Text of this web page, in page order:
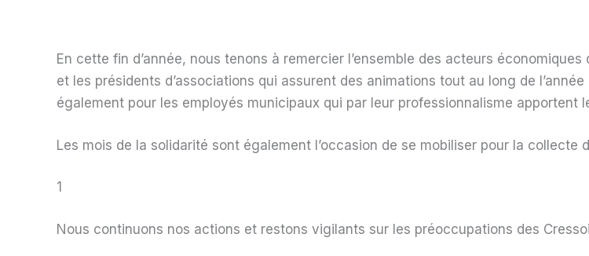
En cette fin d’année, nous tenons à remercier l’ensemble des acteurs
et les présidents d’associations qui assurent des animations tout au long de
également pour les employés municipaux qui par leur professionnalisme
Les mois de la solidarité sont également l’occasion de se mobiliser pour la collecte
1
Nous continuons nos actions et restons vigilants sur les préoccupations des